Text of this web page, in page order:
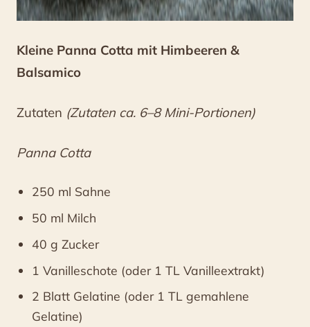
Kleine Panna Cotta mit Himbeeren &
Balsamico
Zutaten (Zutaten ca. 6–8 Mini-Portionen)
Panna Cotta
250 ml Sahne
50 ml Milch
40 g Zucker
1 Vanilleschote (oder 1 TL Vanilleextrakt)
2 Blatt Gelatine (oder 1 TL gemahlene
Gelatine)